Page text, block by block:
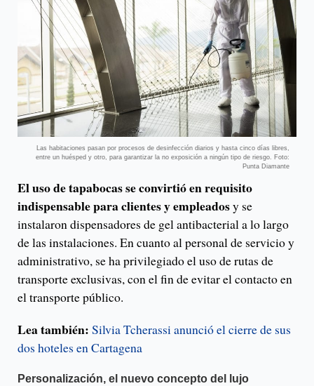
Las habitaciones pasan por procesos de desinfección diarios y hasta cinco días libres,
entre un huésped y otro, para garantizar la no exposición a ningún tipo de riesgo. Foto:
Punta Diamante
El uso de tapabocas se convirtió en requisito
indispensable para clientes y empleadosy se
instalaron dispensadores de gel antibacterial a lo largo
de las instalaciones. En cuanto al personal de servicio y
administrativo, se ha privilegiado el uso de rutas de
transporte exclusivas, con el fin de evitar el contacto en
el transporte público.
Lea también: Silvia Tcherassi anunció el cierre de sus
dos hoteles en Cartagena
Personalización, el nuevo concepto del lujo